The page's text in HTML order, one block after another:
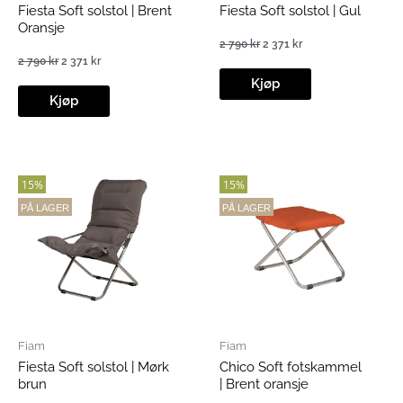
Fiesta Soft solstol | Brent
Oransje
2 790kr
Opprinnelig
pris
var:
2
2 371 kr
pris
Kjøp
Fiesta Soft solstol | Gul
2 790kr
Opprinnelig
pris
var:
2
2 371 kr
pris
Kjøp
15%
PÅ LAGER
Fiam
Fiesta Soft solstol | Mørk
brun
15%
PÅ LAGER
Fiam
Chico Soft fotskammel
| Brent oransje